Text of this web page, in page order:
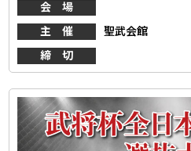
会 場
主 催
聖武会館
締 切